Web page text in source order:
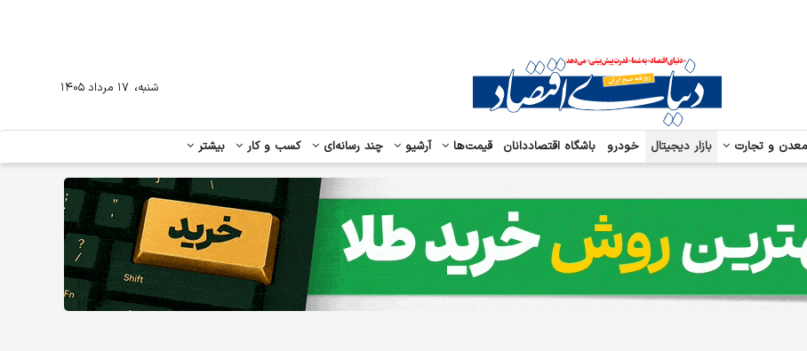
و تجارت بازار دیجیتال خودرو باشگاه اقتصاددانان قیمت‌ها آرشیو چند رسانه‌ای کسب و کار بیشتر
شنبه، ۱۷ مرداد ۱۴۰۵